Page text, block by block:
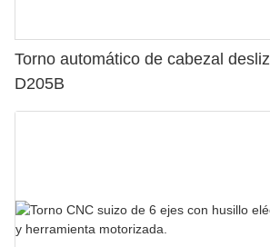
Torno automático de cabezal
D205B